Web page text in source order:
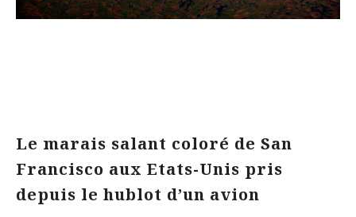
Le marais salant coloré de San
Francisco aux Etats-Unis pris
depuis le hublot d’un avion